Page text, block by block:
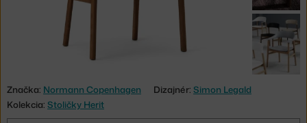
Značka: Normann Copenhagen Dizajnér: Simon Legald
Kolekcia: Stoličky Herit